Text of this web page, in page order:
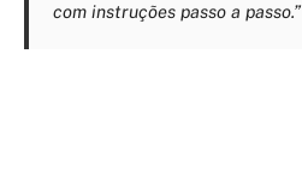
com instruções passo a passo.”